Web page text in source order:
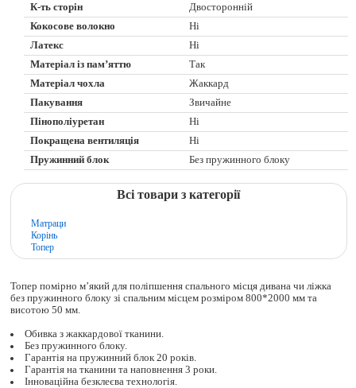
К-ть сторін
Двосторонній
Кокосове волокно
Ні
Латекс
Ні
Матеріал із пам’яттю
Так
Матеріал чохла
Жаккард
Пакування
Звичайне
Пінополіуретан
Ні
Покращена вентиляція
Ні
Пружинний блок
Без пружинного блоку
Всі товари з категорії
Матраци
Корінь
Топер
Топер помірно м’який для поліпшення спального місця дивана чи ліжка
без пружинного блоку зі спальним місцем розміром 800*2000 мм та
висотою 50 мм.
Обивка з жаккардової тканини.
Без пружинного блоку.
Гарантія на пружинний блок 20 років.
Гарантія на тканини та наповнення 3 роки.
Інноваційна безклеєва технологія.